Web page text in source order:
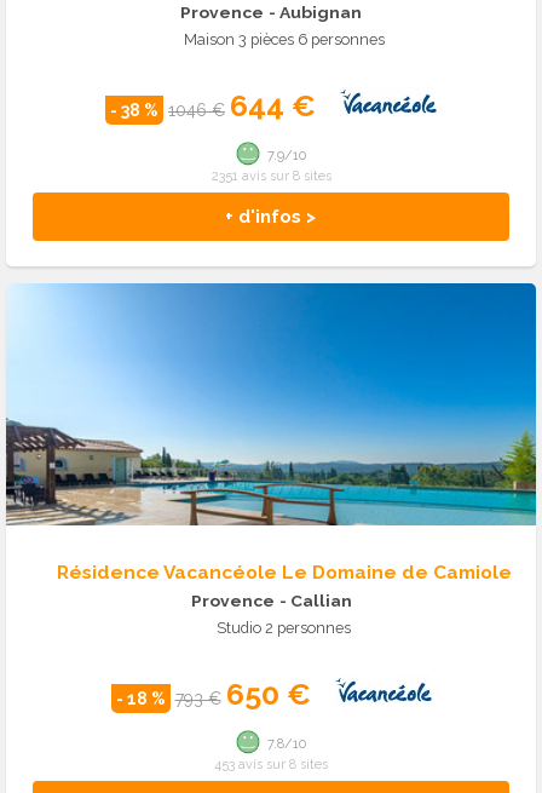
Provence - Aubignan
Maison 3 pièces 6 personnes
- 38 % 1046 € 644 €
+ d'infos >
7.9/10
2351 avis sur 8 sites
Résidence Vacancéole Le Domaine de Camiole
Provence - Callian
Studio 2 personnes
- 18 % 793 € 650 €
7.8/10
453 avis sur 8 sites